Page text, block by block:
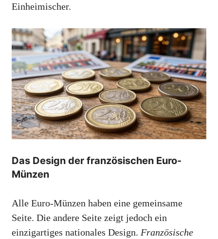
Einheimischer.
Das Design der französischen Euro-
Münzen
Alle Euro-Münzen haben eine gemeinsame
Seite. Die andere Seite zeigt jedoch ein
einzigartiges nationales Design. Französische